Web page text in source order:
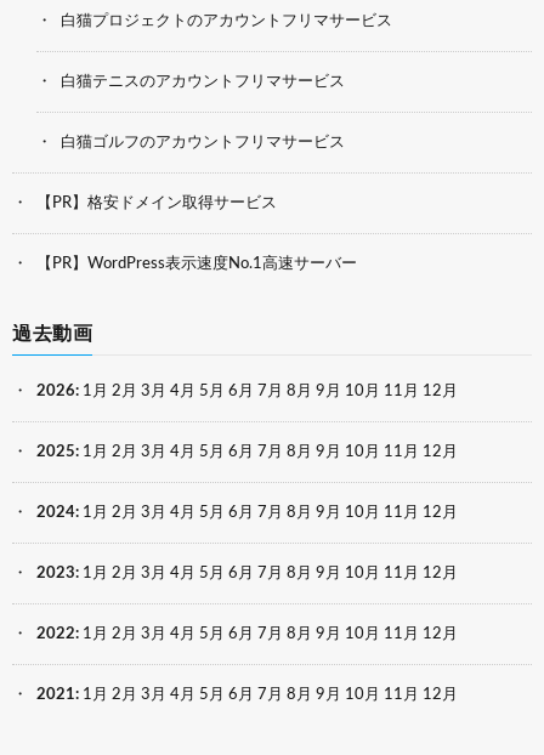
白猫プロジェクトのアカウントフリマサービス
白猫テニスのアカウントフリマサービス
白猫ゴルフのアカウントフリマサービス
【PR】格安ドメイン取得サービス
【PR】WordPress表示速度No.1高速サーバー
過去動画
2026: 1月 2月 3月 4月 5月 6月 7月 8月 9月 10月 11月 12月
2025: 1月 2月 3月 4月 5月 6月 7月 8月 9月 10月 11月 12月
2024: 1月 2月 3月 4月 5月 6月 7月 8月 9月 10月 11月 12月
2023: 1月 2月 3月 4月 5月 6月 7月 8月 9月 10月 11月 12月
2022: 1月 2月 3月 4月 5月 6月 7月 8月 9月 10月 11月 12月
2021: 1月 2月 3月 4月 5月 6月 7月 8月 9月 10月 11月 12月